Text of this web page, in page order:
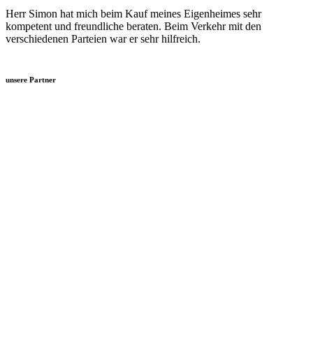
Herr Simon hat mich beim Kauf meines Eigenheimes sehr
kompetent und freundliche beraten. Beim Verkehr mit den
verschiedenen Parteien war er sehr hilfreich.
unsere Partner